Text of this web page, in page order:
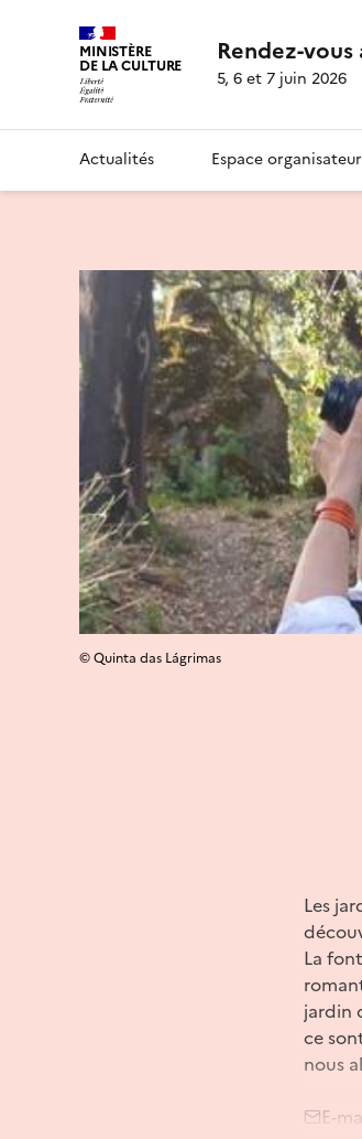
MINISTÈRE
DE LA CULTURE Rendez-
5, 6 et 7 juin 2026
Actualités Espace
© Quinta das Lágrimas
Les
La
jardin
ce
nous
E-